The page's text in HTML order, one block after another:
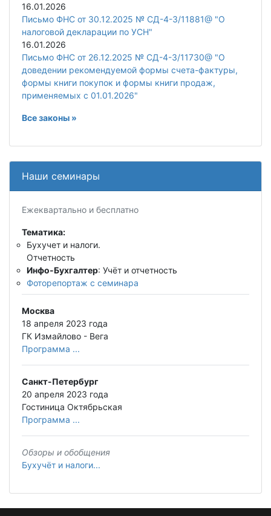
16.01.2026
Письмо ФНС от 30.12.2025 № СД-4-3/11881@ "О
налоговой декларации по УСН"
16.01.2026
Письмо ФНС от 26.12.2025 № СД-4-3/11730@ "О
доведении рекомендуемой формы счета-фактуры,
формы книги покупок и формы книги продаж,
применяемых с 01.01.2026"
Все законы »
Наши семинары
Ежеквартально и бесплатно
Тематика:
Бухучет и налоги.
Отчетность
Инфо-Бухгалтер: Учёт и отчетность
Фоторепортаж с семинара
Москва
18 апреля 2023 года
ГК Измайлово - Вега
Программа ...
Санкт-Петербург
20 апреля 2023 года
Гостиница Октябрьская
Программа ...
Обзоры и обобщения
Бухучёт и налоги...